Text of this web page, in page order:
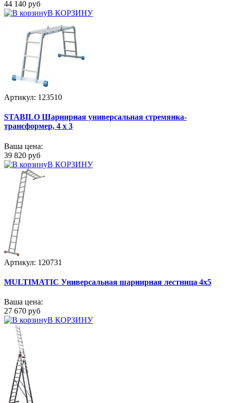
44 140 руб
В КОРЗИНУ
Артикул: 123510
STABILO Шарнирная универсальная стремянка-
трансформер, 4 х 3
Ваша цена:
39 820 руб
В КОРЗИНУ
Артикул: 120731
MULTIMATIC Универсальная шарнирная лестница 4х5
Ваша цена:
27 670 руб
В КОРЗИНУ